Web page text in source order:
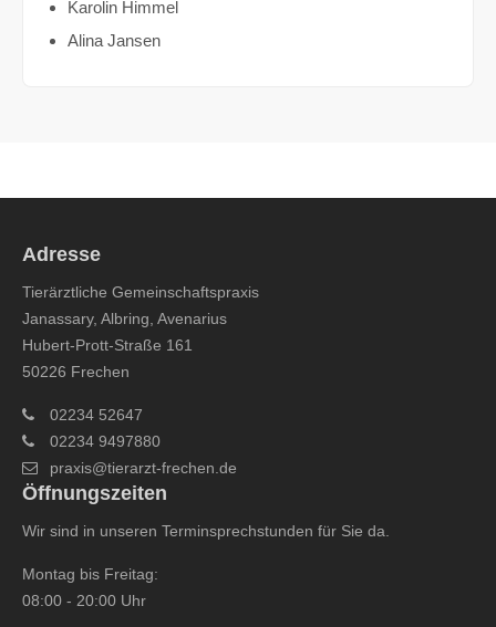
Karolin Himmel
Alina Jansen
Adresse
Tierärztliche Gemeinschaftspraxis
Janassary, Albring, Avenarius
Hubert-Prott-Straße 161
50226 Frechen
02234 52647
02234 9497880
praxis@tierarzt-frechen.de
Öffnungszeiten
Wir sind in unseren Terminsprechstunden für Sie da.
Montag bis Freitag:
08:00 - 20:00 Uhr